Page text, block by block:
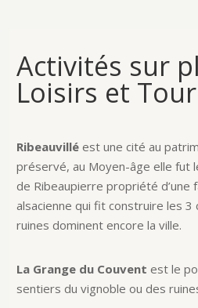
Activités sur
Loisirs et
Ribeauvillé est une cité au
préservé, au Moyen-âge elle fut
de Ribeaupierre propriété d’une
alsacienne qui fit construire les
ruines dominent encore la ville.
La Grange du Couvent est le
sentiers du vignoble ou des